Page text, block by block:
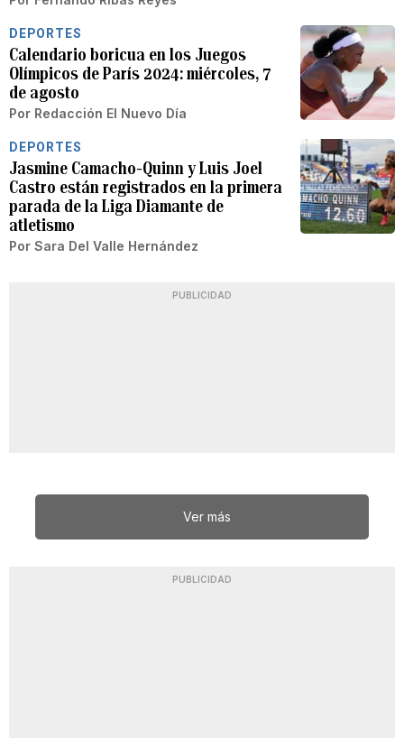
DEPORTES
Calendario boricua en los Juegos
Olímpicos de París 2024: miércoles, 7
de agosto
Por Redacción El Nuevo Día
DEPORTES
Jasmine Camacho-Quinn y Luis Joel
Castro están registrados en la primera
parada de la Liga Diamante de
atletismo
Por Sara Del Valle Hernández
PUBLICIDAD
Ver más
PUBLICIDAD